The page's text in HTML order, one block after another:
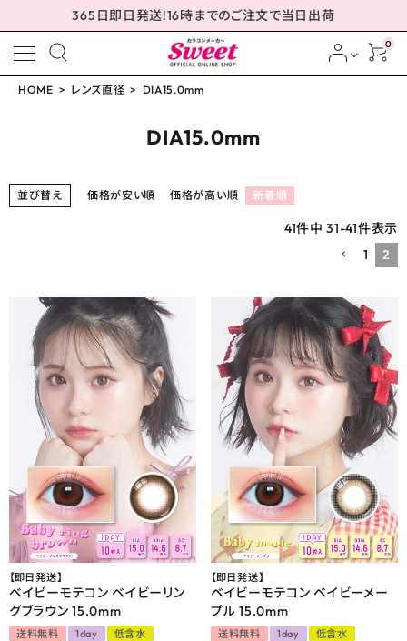
365日即日発送!16時までのご注文で当日出荷
0
meeting_room ログイン person 会員登録
お支払い方法について
お買い物ガイド
お問い合わせ
よくあるご質問
ブログページ
HOME レンズ直径 DIA15.0mm
DIA15.0mm
並び替え 価格が安い順 価格が高い順 新着順
41件中 31-41件表示
1
2
【即日発送】
ベイビーモテコン ベイビーリン
グブラウン 15.0mm
送料無料 1day
低含水
【即日発送】
ベイビーモテコン ベイビーメー
プル 15.0mm
送料無料 1day
低含水